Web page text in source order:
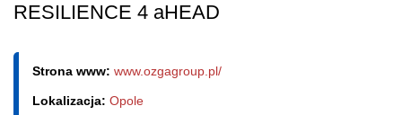
RESILIENCE 4 aHEAD
Strona www: www.ozgagroup.pl/
Lokalizacja: Opole